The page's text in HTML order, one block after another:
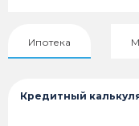
Ипотека
Кредитный